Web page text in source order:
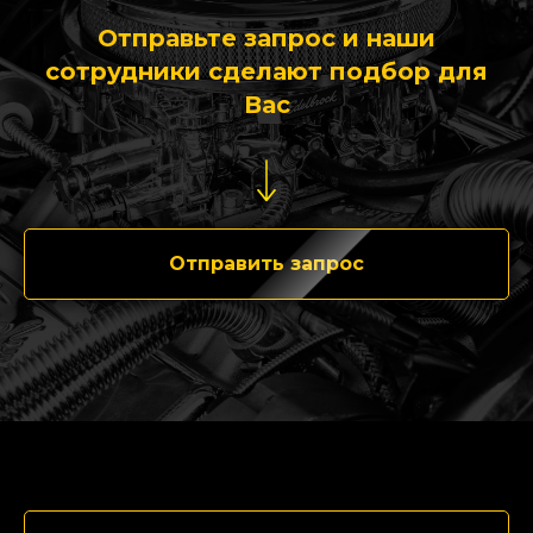
Отправьте запрос и наши
сотрудники сделают подбор для
Вас
Отправить запрос